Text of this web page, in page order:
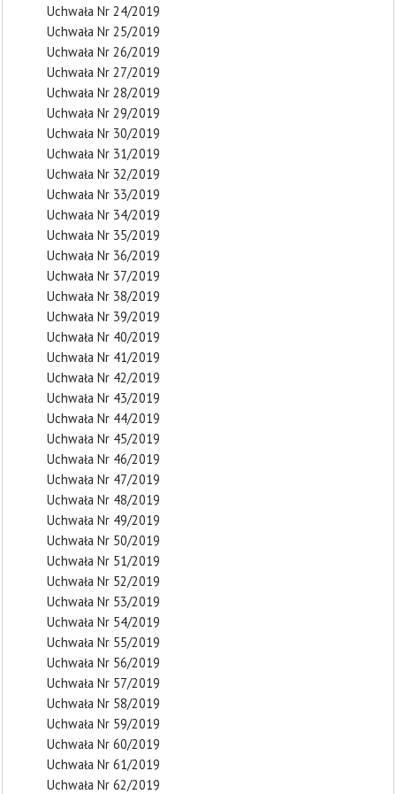
Uchwała Nr 24/2019
Uchwała Nr 25/2019
Uchwała Nr 26/2019
Uchwała Nr 27/2019
Uchwała Nr 28/2019
Uchwała Nr 29/2019
Uchwała Nr 30/2019
Uchwała Nr 31/2019
Uchwała Nr 32/2019
Uchwała Nr 33/2019
Uchwała Nr 34/2019
Uchwała Nr 35/2019
Uchwała Nr 36/2019
Uchwała Nr 37/2019
Uchwała Nr 38/2019
Uchwała Nr 39/2019
Uchwała Nr 40/2019
Uchwała Nr 41/2019
Uchwała Nr 42/2019
Uchwała Nr 43/2019
Uchwała Nr 44/2019
Uchwała Nr 45/2019
Uchwała Nr 46/2019
Uchwała Nr 47/2019
Uchwała Nr 48/2019
Uchwała Nr 49/2019
Uchwała Nr 50/2019
Uchwała Nr 51/2019
Uchwała Nr 52/2019
Uchwała Nr 53/2019
Uchwała Nr 54/2019
Uchwała Nr 55/2019
Uchwała Nr 56/2019
Uchwała Nr 57/2019
Uchwała Nr 58/2019
Uchwała Nr 59/2019
Uchwała Nr 60/2019
Uchwała Nr 61/2019
Uchwała Nr 62/2019